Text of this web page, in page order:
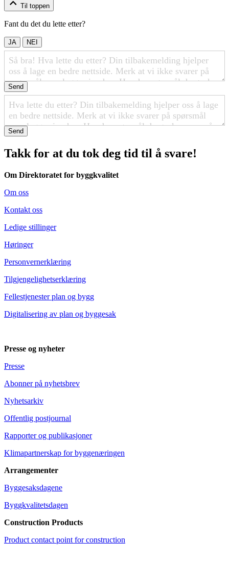
Til toppen
Fant du det du lette etter?
JA NEI
Send
Send
Takk for at du tok deg tid til å svare!
Om Direktoratet for byggkvalitet
Om oss
Kontakt oss
Ledige stillinger
Høringer
Personvernerklæring
Tilgjengelighetserklæring
Fellestjenester plan og bygg
Digitalisering av plan og byggesak
Presse og nyheter
Presse
Abonner på nyhetsbrev
Nyhetsarkiv
Offentlig postjournal
Rapporter og publikasjoner
Klimapartnerskap for byggenæringen
Arrangementer
Byggesaksdagene
Byggkvalitetsdagen
Construction Products
Product contact point for construction